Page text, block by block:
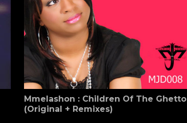
Mmelashon : Children Of The Ghetto
(Original + Remixes)